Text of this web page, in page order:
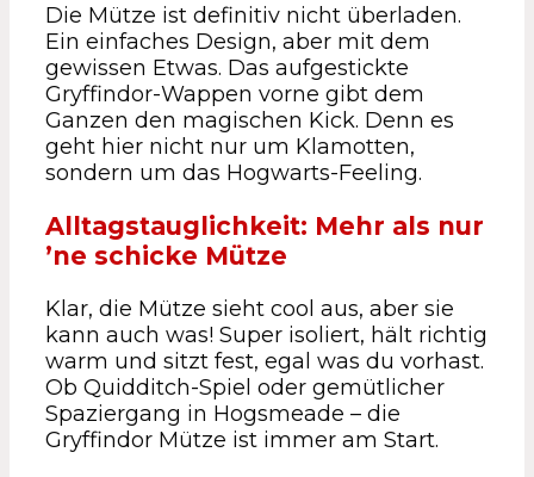
Die Mütze ist definitiv nicht überladen.
Ein einfaches Design, aber mit dem
gewissen Etwas. Das aufgestickte
Gryffindor-Wappen vorne gibt dem
Ganzen den magischen Kick. Denn es
geht hier nicht nur um Klamotten,
sondern um das Hogwarts-Feeling.
Alltagstauglichkeit: Mehr als nur
’ne schicke Mütze
Klar, die Mütze sieht cool aus, aber sie
kann auch was! Super isoliert, hält richtig
warm und sitzt fest, egal was du vorhast.
Ob Quidditch-Spiel oder gemütlicher
Spaziergang in Hogsmeade – die
Gryffindor Mütze ist immer am Start.